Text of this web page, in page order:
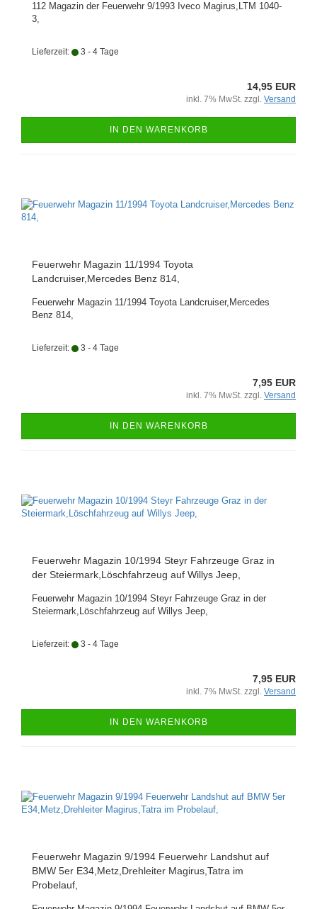
112 Magazin der Feuerwehr 9/1993 Iveco Magirus,LTM 1040-
3,
Lieferzeit: 3 - 4 Tage
14,95 EUR
inkl. 7% MwSt. zzgl. Versand
IN DEN WARENKORB
Feuerwehr Magazin 11/1994 Toyota
Landcruiser,Mercedes Benz 814,
Feuerwehr Magazin 11/1994 Toyota Landcruiser,Mercedes
Benz 814,
Lieferzeit: 3 - 4 Tage
7,95 EUR
inkl. 7% MwSt. zzgl. Versand
IN DEN WARENKORB
Feuerwehr Magazin 10/1994 Steyr Fahrzeuge Graz in
der Steiermark,Löschfahrzeug auf Willys Jeep,
Feuerwehr Magazin 10/1994 Steyr Fahrzeuge Graz in der
Steiermark,Löschfahrzeug auf Willys Jeep,
Lieferzeit: 3 - 4 Tage
7,95 EUR
inkl. 7% MwSt. zzgl. Versand
IN DEN WARENKORB
Feuerwehr Magazin 9/1994 Feuerwehr Landshut auf
BMW 5er E34,Metz,Drehleiter Magirus,Tatra im
Probelauf,